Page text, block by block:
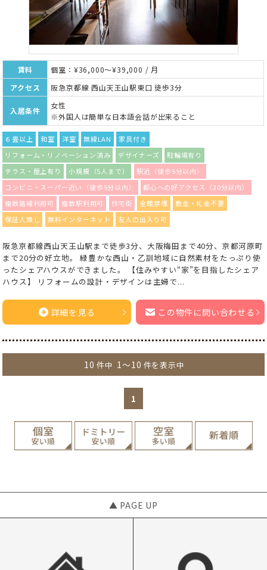
賃料
個室：¥36,000～¥39,000 / 月
アクセス
阪急京都線 西山天王山駅東口 徒歩3分
入居条件
女性
※外国人は簡単な日本語会話が出来ること
６畳以上 和室 洋室 無線LAN
家具付き
リフォーム・リノベーション済み
デザイナーズ
駐輪場有り
テラス・屋上有り
小規模（5人まで）
駅近（徒歩5分以内）
コンビニ・スーパー近い（徒歩5分以内）
都心への好アクセス（30分以内）
複数路線利用可
複数駅利用可 住宅街 全館禁煙
敷金・礼金不要
保証人無し
無料インターネット 友人の出入り可
阪急京都線西山天王山駅まで徒歩3分、大阪梅田まで40分、京都河原町
まで20分の好立地。 緑豊かな西山・乙訓地域に自然素材をたっぷり使
ったシェアハウスができました。 【住みやすい“家”を目指したシェア
ハウス】 リフォームの設計・デザインは主婦で...
詳細を見る この物件に問い合わせる
10 件中 1～10 件を表示中
1
▲ PAGE UP